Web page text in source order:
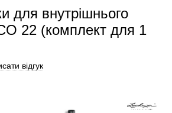
для внутрішнього
22 (комплект для 1
відгук